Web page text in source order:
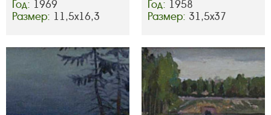
Год: 1969
Размер: 11,5х16,3
Год: 1958
Размер: 31,5х37